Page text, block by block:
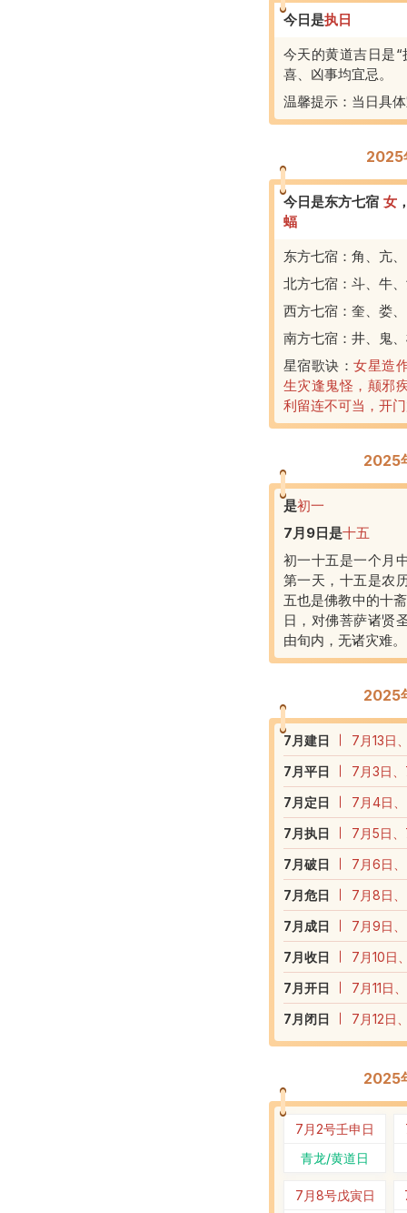
今日是执 日
今天的黄道吉日是
喜、凶事均宜忌。
温馨提示：当日具
2025
今日是东方七宿 女
蝠
东方七宿：角、亢
北方七宿：斗、牛
西方七宿：奎、娄
南方七宿：井、鬼
星宿歌诀：女星造
生灾逢鬼怪，颠邪
利留连不可当，开
2025
是初一
7月9日是十五
初一十五是一个月
第一天，十五是农
五也是佛教中的十
日，对佛菩萨诸贤
由旬内，无诸灾难
2025
7 月建日
7月13日
7 月平日
7月3日
7 月定日
7月4日
7 月执日
7月5日
7 月破日
7月6日
7 月危日
7月8日
7 月成日
7月9日
7 月收日
7月10日
7 月开日
7月11日
7 月闭日 7月12日
2025
7月2号壬申日
青龙/黄道日
7月8号戊寅日